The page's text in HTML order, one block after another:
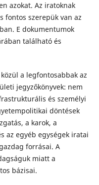
azokat. Az iratoknak
fontos szerepük van az
E dokumentumok
található és
a legfontosabbak az
jegyzőkönyvek: nem
és személyi
döntések
a karok, a
az egyéb egységek iratai
forrásai. A
miatt a
bázisai.